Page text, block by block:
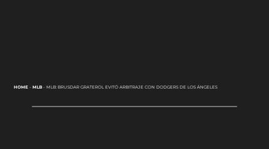
HOME- MLB- MLB: BRUSDAR GRATEROL EVITÓ ARBITRAJE CON DODGERS DE LOS ÁNGELES